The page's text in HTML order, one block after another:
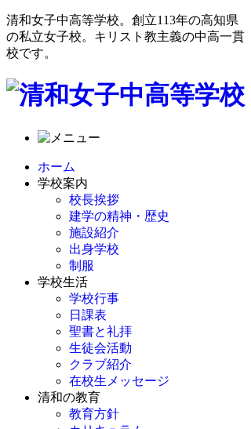
清和女子中高等学校。創立113年の高知県
の私立女子校。キリスト教主義の中高一貫
校です。
ホーム
学校案内
校長挨拶
建学の精神・歴史
施設紹介
出身学校
制服
学校生活
学校行事
日課表
聖書と礼拝
生徒会活動
クラブ紹介
在校生メッセージ
清和の教育
教育方針